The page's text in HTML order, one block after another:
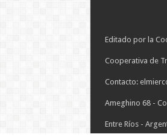
Editado por la
Cooperativa de
Contacto:
Ameghino 68 -
Entre Ríos -